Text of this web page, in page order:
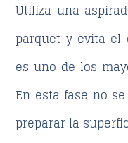
Utiliza una
parquet y evita el
es uno de los
En esta fase no
preparar la